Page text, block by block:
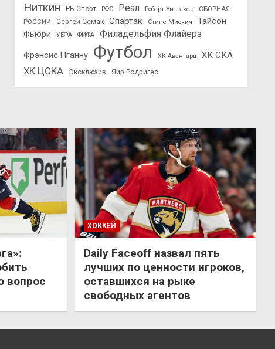
Ниткин
РБ Спорт РФС Реал Роберт Уиттакер
СБОРНАЯ
РОССИИ
Сергей Семак Спартак Стипе Миочич
Тайсон
Фьюри
УЕФА ФИФА Филадельфия Флайерз
Фрэнсис Нганну Футбол ХК Авангард ХК СКА
ХК ЦСКА Эксклюзив Яир Родригес
вопрос
ХОККЕЙ
Daily Faceoff назвал пять
лучших по ценности игроков,
оставшихся на рыке
свободных агентов